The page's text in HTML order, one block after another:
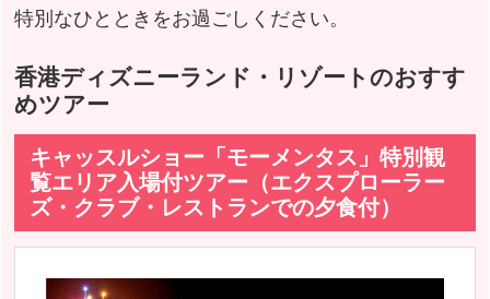
特別なひとときをお過ごしください。
香港ディズニーランド・リゾートのおすす
めツアー
キャッスルショー「モーメンタス」特別観
覧エリア入場付ツアー（エクスプローラー
ズ・クラブ・レストランでの夕食付）